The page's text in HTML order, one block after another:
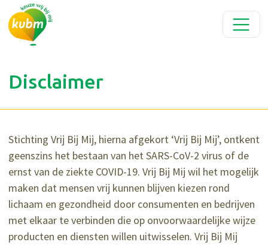
Disclaimer
Stichting Vrij Bij Mij, hierna afgekort ‘Vrij Bij Mij’, ontkent
geenszins het bestaan van het SARS-CoV-2 virus of de
ernst van de ziekte COVID-19. Vrij Bij Mij wil het mogelijk
maken dat mensen vrij kunnen blijven kiezen rond
lichaam en gezondheid door consumenten en bedrijven
met elkaar te verbinden die op onvoorwaardelijke wijze
producten en diensten willen uitwisselen. Vrij Bij Mij